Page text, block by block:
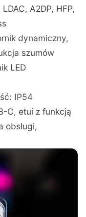
A2DP, HFP,
dynamiczny,
szumów
LED
IP54
C, etui z funkcją
obsługi,